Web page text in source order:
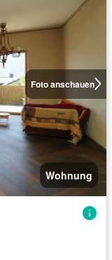
Foto anschauen
Wohnung